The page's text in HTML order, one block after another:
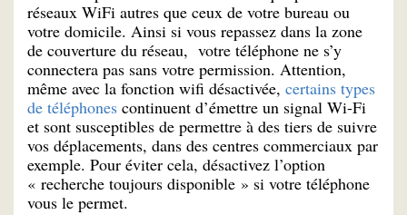
réseaux WiFi autres que ceux de votre bureau ou
votre domicile. Ainsi si vous repassez dans la zone
de couverture du réseau, votre téléphone ne s’y
connectera pas sans votre permission. Attention,
même avec la fonction wifi désactivée, certains types
de téléphones continuent d’émettre un signal Wi-Fi
et sont susceptibles de permettre à des tiers de suivre
vos déplacements, dans des centres commerciaux par
exemple. Pour éviter cela, désactivez l’option
« recherche toujours disponible » si votre téléphone
vous le permet.